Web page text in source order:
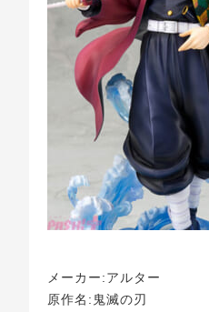
メーカー:アルター
原作名:鬼滅の刃